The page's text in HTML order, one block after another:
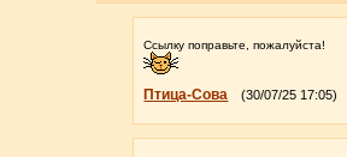
Ссылку поправьте, пожалуйста!
Птица-Сова (30/07/25 17:05)